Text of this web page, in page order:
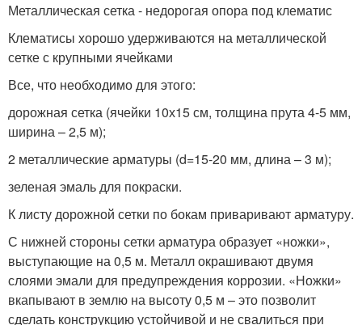
Металлическая сетка - недорогая опора под клематис
Клематисы хорошо удерживаются на металлической
сетке с крупными ячейками
Все, что необходимо для этого:
дорожная сетка (ячейки 10х15 см, толщина прута 4-5 мм,
ширина – 2,5 м);
2 металлические арматуры (d=15-20 мм, длина – 3 м);
зеленая эмаль для покраски.
К листу дорожной сетки по бокам приваривают арматуру.
С нижней стороны сетки арматура образует «ножки»,
выступающие на 0,5 м. Металл окрашивают двумя
слоями эмали для предупреждения коррозии. «Ножки»
вкапывают в землю на высоту 0,5 м – это позволит
сделать конструкцию устойчивой и не свалиться при